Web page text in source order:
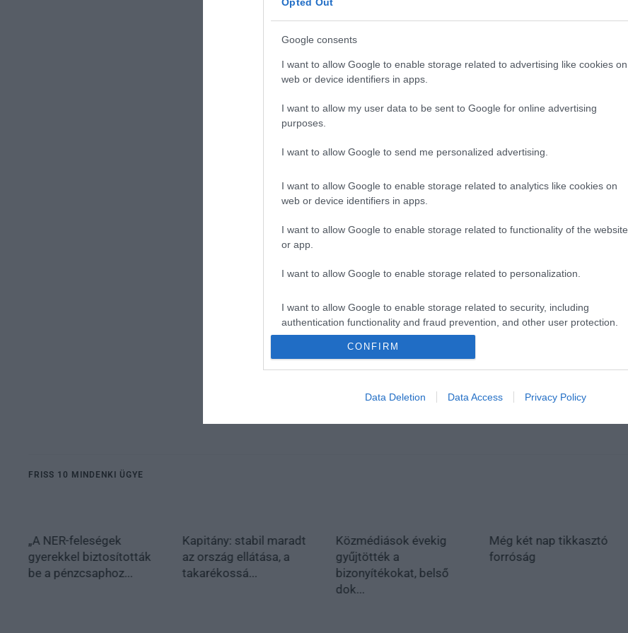
Google consents
I want to allow Google to enable storage related to advertising like cookies on
web or device identifiers in apps.
I want to allow my user data to be sent to Google for online advertising
purposes.
I want to allow Google to send me personalized advertising.
I want to allow Google to enable storage related to analytics like cookies on
web or device identifiers in apps.
I want to allow Google to enable storage related to functionality of the website
or app.
I want to allow Google to enable storage related to personalization.
I want to allow Google to enable storage related to security, including
authentication functionality and fraud prevention, and other user protection.
CONFIRM
Data Deletion Data Access Privacy Policy
FRISS 10 MINDENKI ÜGYE
„A NER-feleségek
gyerekkel biztosították
be a pénzcsaphoz...
Kapitány: stabil maradt
az ország ellátása, a
takarékossá...
Közmédiások évekig
gyűjtötték a
bizonyítékokat, belső
dok...
Még két nap tikkasztó
forróság